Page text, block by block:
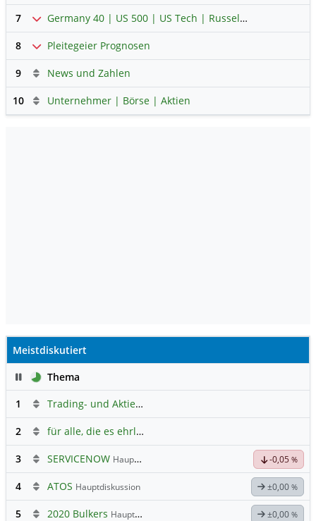
7 Germany 40 | US 500 | US Tech | Russel | Hong Kong 50
8 Pleitegeier Prognosen
9 News und Zahlen
10 Unternehmer | Börse | Aktien
Meistdiskutiert
PauseThema
1
Trading- und Aktien-Chat
2 für alle, die es ehrlich meinen beim Traden.
3 SERVICENOW Hauptdiskussion -0,05 %
4 ATOS Hauptdiskussion ±0,00 %
5 2020 Bulkers Hauptdiskussion ±0,00 %